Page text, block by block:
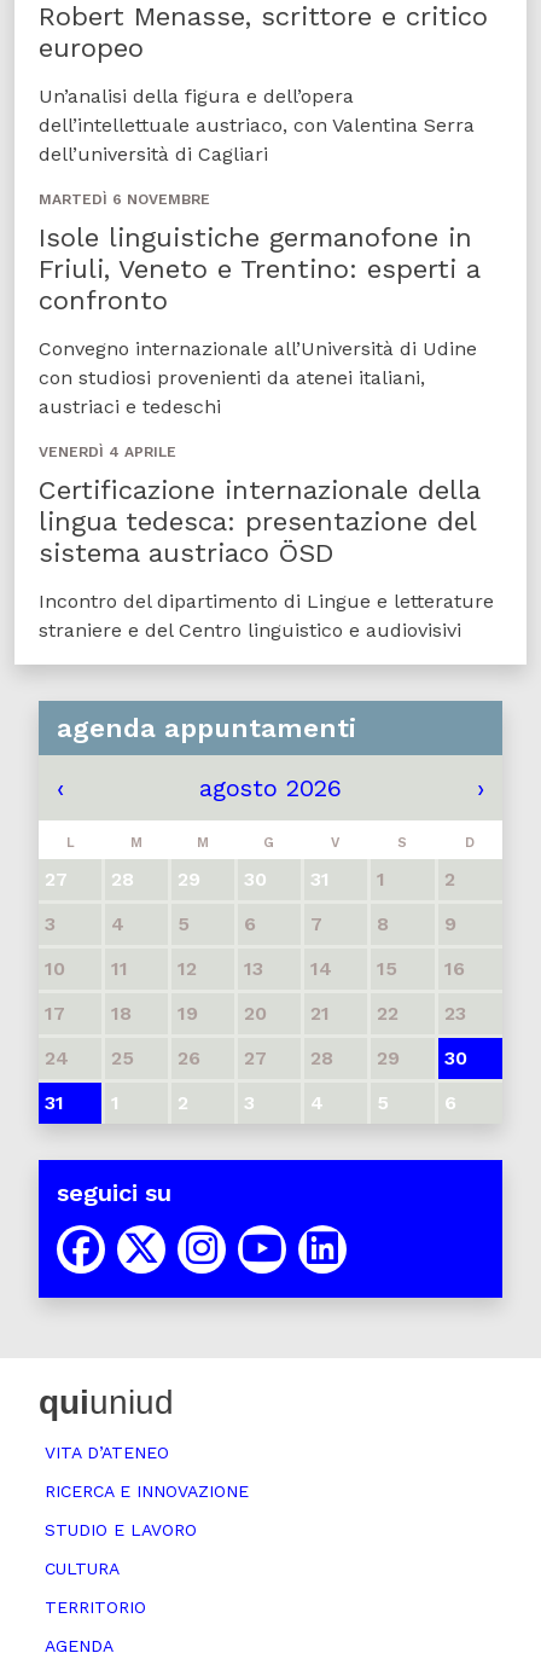
Robert Menasse, scrittore e critico
europeo
Un’analisi della figura e dell’opera
dell’intellettuale austriaco, con Valentina Serra
dell’università di Cagliari
MARTEDÌ 6 NOVEMBRE
Isole linguistiche germanofone in
Friuli, Veneto e Trentino: esperti a
confronto
Convegno internazionale all’Università di Udine
con studiosi provenienti da atenei italiani,
austriaci e tedeschi
VENERDÌ 4 APRILE
Certificazione internazionale della
lingua tedesca: presentazione del
sistema austriaco ÖSD
Incontro del dipartimento di Lingue e letterature
straniere e del Centro linguistico e audiovisivi
agenda appuntamenti
‹ agosto 2026 ›
L M M G V S D
27 28 29 30 31 1
2
3
4 5 6 7 8
9
10
11 12 13 14 15
16
17
18 19 20 21 22
23
24
25 26 27 28 29
30
31
1 2 3 4 5 6
seguici su
quiuniud
VITA D’ATENEO
RICERCA E INNOVAZIONE
STUDIO E LAVORO
CULTURA
TERRITORIO
AGENDA